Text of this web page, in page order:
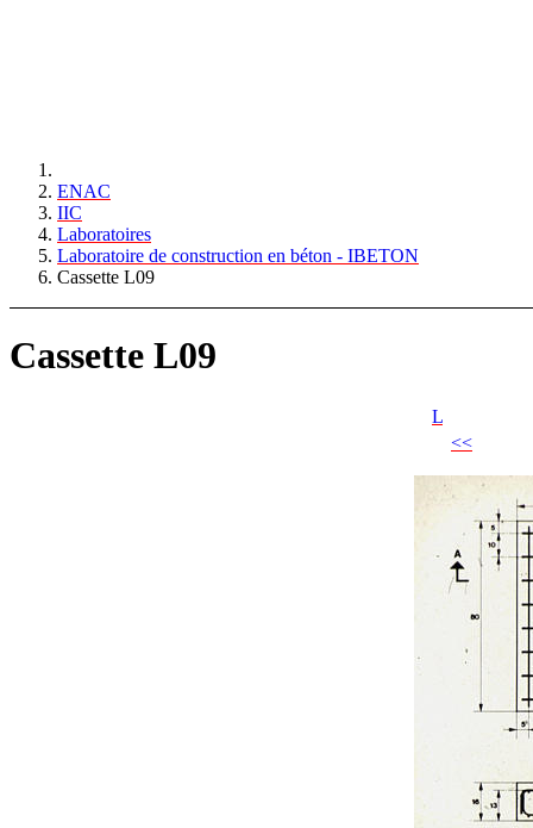
ENAC
IIC
Laboratoires
Laboratoire de construction en béton - IBETON
Cassette L09
Cassette L09
L
<<